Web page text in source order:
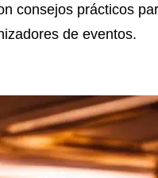
consejos prácticos
de eventos.